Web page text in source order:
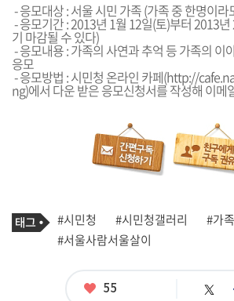
- 응모대상 : 서울 시민 가족 (가족 중 한명이
- 응모기간 : 2013년 1월 12일(토)부터 2013
기 마감될 수 있다)
- 응모내용 : 가족의 사연과 추억 등 가족의 이
응모
- 응모방법 : 시민청 온라인 카페(http://
ng)에서 다운 받은 응모신청서를 작성해 이메
기
사
관
련
태
그
#시민청 #시민청갤러리
#가
#서울사람서울살이
좋
55 트